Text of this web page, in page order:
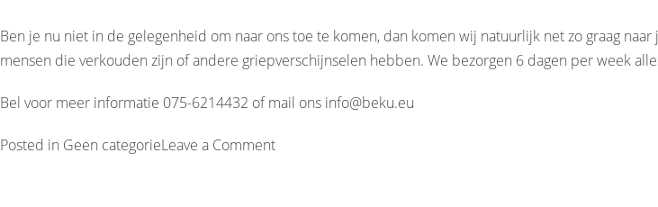
Ben je nu niet in de gelegenheid om naar ons toe te komen, dan komen wij natuurlijk net zo graag
mensen die verkouden zijn of andere griepverschijnselen hebben. We bezorgen 6 dagen per week
Bel voor meer informatie 075-6214432 of mail ons info@beku.eu
Posted in Geen categorieLeave a Commenton